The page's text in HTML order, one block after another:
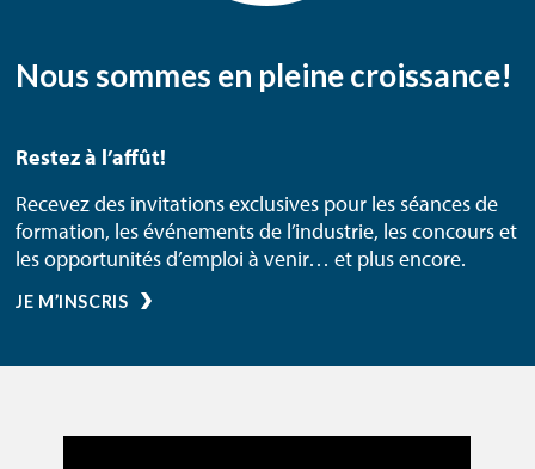
Nous sommes en pleine croissance!
Restez à l’affût!
Recevez des invitations exclusives pour les séances de
formation, les événements de l’industrie, les concours et
les opportunités d’emploi à venir… et plus encore.
JE M’INSCRIS